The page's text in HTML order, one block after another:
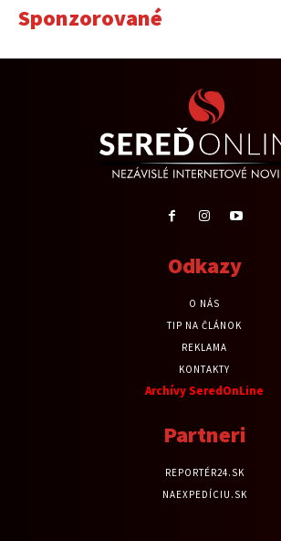
Sponzorované
Odkazy
O NÁS
TIP NA ČLÁNOK
REKLAMA
KONTAKTY
Archívy SeredOnLine
Partneri
REPORTÉR24.SK
NAEXPEDÍCIU.SK